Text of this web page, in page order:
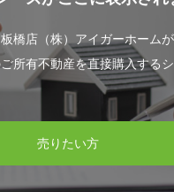
橋店（株）アイガーホーム
所有不動産を直接購入する
売りたい方